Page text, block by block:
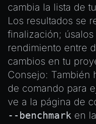
cambia la lista de
Los resultados se
finalización;
rendimiento entre
cambios en tu
Consejo: También
de comando para
ve a la página de
--benchmark en la